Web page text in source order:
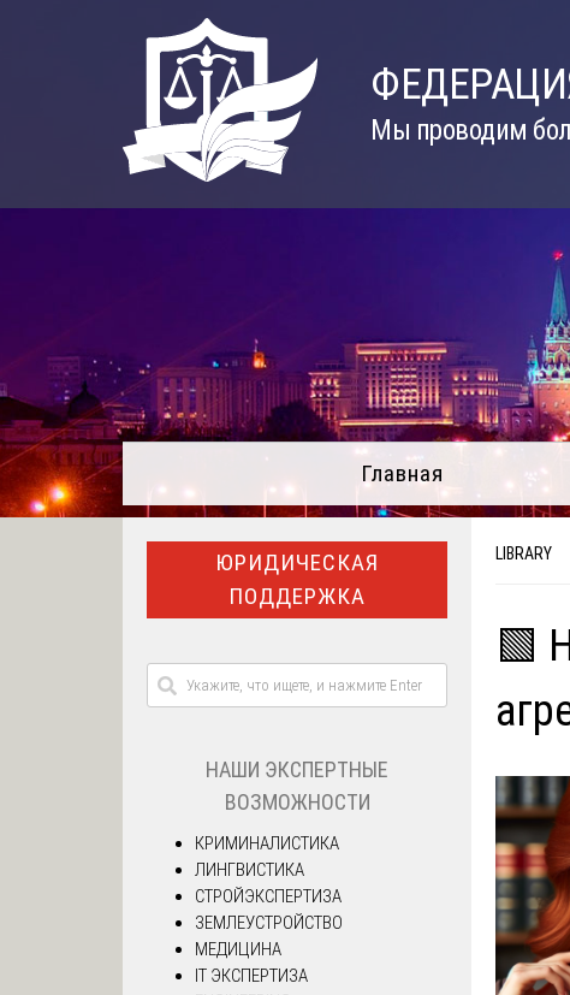
Мы проводим
Главная
LIBRARY
🟩
ЮРИДИЧЕСКАЯ
ПОДДЕРЖКА
НАШИ ЭКСПЕРТНЫЕ
ВОЗМОЖНОСТИ
КРИМИНАЛИСТИКА
ЛИНГВИСТИКА
СТРОЙЭКСПЕРТИЗА
ЗЕМЛЕУСТРОЙСТВО
МЕДИЦИНА
IT ЭКСПЕРТИЗА